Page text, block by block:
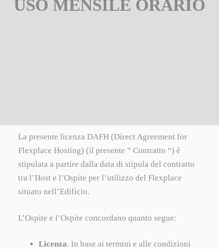
USO MENSILE ORARIO
La presente licenza DAFH (Direct Agreement for
Flexplace Hosting) (il presente ” Contratto “) è
stipulata a partire dalla data di stipula del contratto
tra l’Host e l’Ospite per l’utilizzo del Flexplace
situato nell’Edificio.
L’Ospite e l’Ospite concordano quanto segue:
Licenza. In base ai termini e alle condizioni